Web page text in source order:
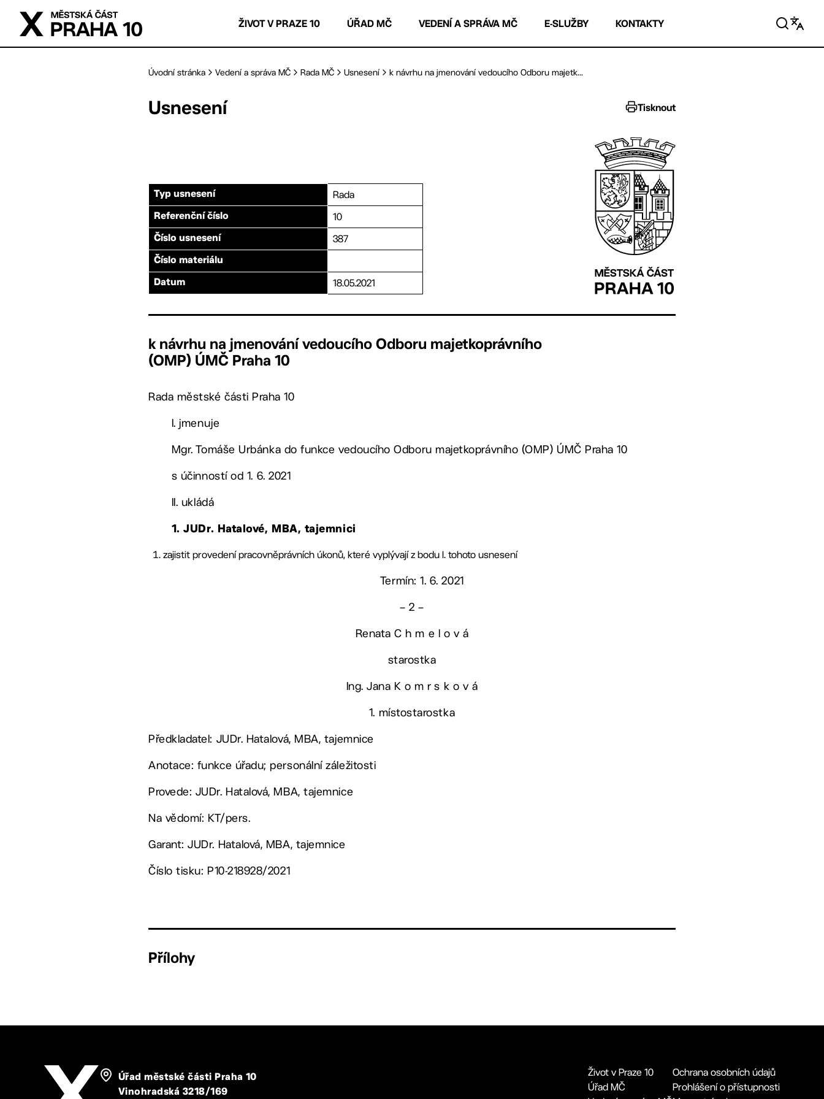
Přejít na hlavní obsah
ŽIVOT V PRAZE 10 ÚŘAD MČ VEDENÍ A SPRÁVA MČ E-SLUŽBY KONTAKTY
Úvodní stránka Vedení a správa MČ Rada MČ Usnesení k návrhu na jmenování vedoucího Odboru majetk...
Usnesení Tisknout
Typ usnesení Rada
Referenční číslo 10
Číslo usnesení 387
Číslo materiálu
Datum 18.05.2021
k návrhu na jmenování vedoucího Odboru majetkoprávního
(OMP) ÚMČ Praha 10
Rada městské části Praha 10
I. jmenuje
Mgr. Tomáše Urbánka do funkce vedoucího Odboru majetkoprávního (OMP) ÚMČ Praha 10
s účinností od 1. 6. 2021
II. ukládá
1. JUDr. Hatalové, MBA, tajemnici
zajistit provedení pracovněprávních úkonů, které vyplývají z bodu I. tohoto usnesení
Termín: 1. 6. 2021
– 2 –
Renata C h m e l o v á
starostka
Ing. Jana K o m r s k o v á
1. místostarostka
Předkladatel: JUDr. Hatalová, MBA, tajemnice
Anotace: funkce úřadu; personální záležitosti
Provede: JUDr. Hatalová, MBA, tajemnice
Na vědomí: KT/pers.
Garant: JUDr. Hatalová, MBA, tajemnice
Číslo tisku: P10-218928/2021
Přílohy
Úřad městské části Praha 10
Vinohradská 3218/169
Život v Praze 10
Úřad MČ
Ochrana osobních údajů
Prohlášení o přístupnosti